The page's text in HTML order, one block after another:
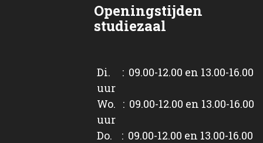
Openingstijden
studiezaal
Di. : 09.00-12.00 en 13.00-16.00
uur
Wo. : 09.00-12.00 en 13.00-16.00
uur
Do. : 09.00-12.00 en 13.00-16.00